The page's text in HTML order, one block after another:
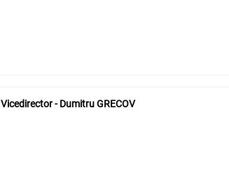
Vicedirector - Dumitru GRECOV